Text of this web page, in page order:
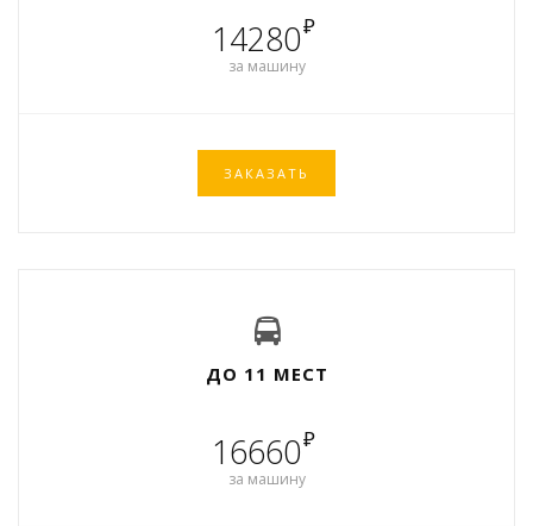
14280₽
за машину
ЗАКАЗАТЬ
ДО 11 МЕСТ
16660₽
за машину